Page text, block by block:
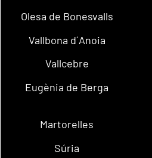
Olesa de Bonesvalls
Vallbona d´Anoia
Vallcebre
Eugènia de Berga
Martorelles
Súria